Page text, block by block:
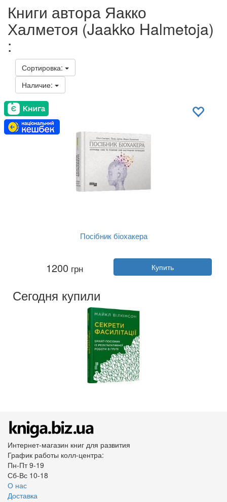
Книги автора Яакко
Халметоя (Jaakko Halmetoja)
:
Сортировка:
Наличие:
Посібник біохакера
Яакко Халметоя
Издательство:Фабула
Язык:
1200 грн Купить
Сегодня купили
Интернет-магазин книг для развития
График работы колл-центра:
Пн-Пт 9-19
Сб-Вс 10-18
О нас
Доставка